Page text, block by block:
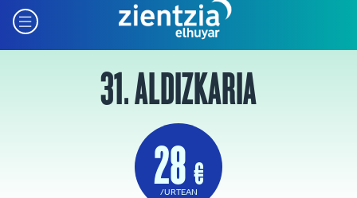
31. ALDIZKARIA
28 €
/URTEAN